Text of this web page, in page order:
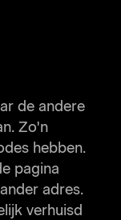
de andere
Zo'n
hebben.
pagina
adres.
verhuisd